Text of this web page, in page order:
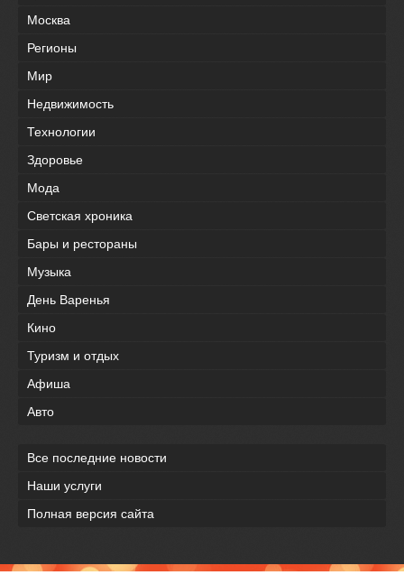
Москва
Регионы
Мир
Недвижимость
Технологии
Здоровье
Мода
Светская хроника
Бары и рестораны
Музыка
День Варенья
Кино
Туризм и отдых
Афиша
Авто
Все последние новости
Наши услуги
Полная версия сайта